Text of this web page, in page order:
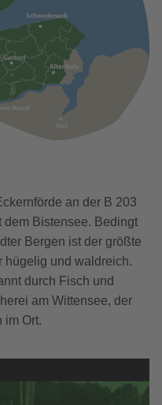
an der B 203
dem Bistensee. Bedingt
Bergen ist der größte
hügelig und waldreich.
durch Fisch und
am Wittensee, der
im Ort.